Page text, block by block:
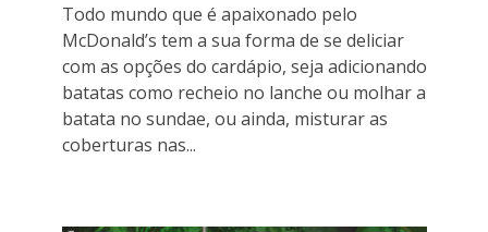
Todo mundo que é apaixonado pelo
McDonald’s tem a sua forma de se deliciar
com as opções do cardápio, seja adicionando
batatas como recheio no lanche ou molhar a
batata no sundae, ou ainda, misturar as
coberturas nas...